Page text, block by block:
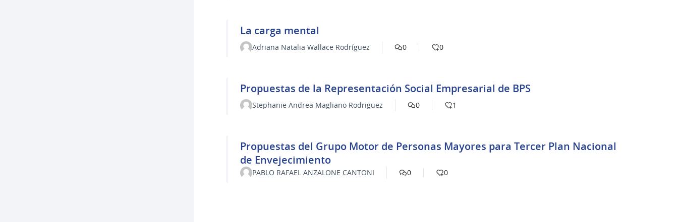
La carga mental
Adriana Natalia Wallace Rodríguez 0 0
Propuestas de la Representación Social Empresarial de BPS
Stephanie Andrea Magliano Rodriguez 0 1
Propuestas del Grupo Motor de Personas Mayores para Tercer Plan Nacional
de Envejecimiento
PABLO RAFAEL ANZALONE CANTONI 0 0